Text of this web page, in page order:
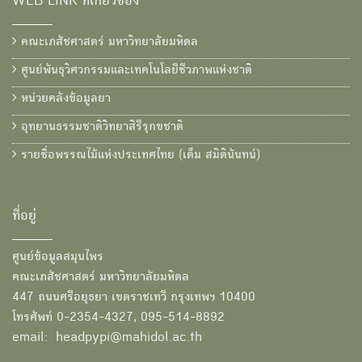
คณะเภสัชศาสตร์ มหาวิทยาลัยมหิดล
ศูนย์พันธุวิศวกรรมและเทคโนโลยีชีวภาพแห่งชาติ
หน่วยคลังข้อมูลยา
อุทยานธรรมชาติวิทยาสิรีรุกขชาติ
รายชื่อพรรณไม้แห่งประเทศไทย (เต็ม สมิตินันทน์)
ที่อยู่
ศูนย์ข้อมูลสมุนไพร
คณะเภสัชศาสตร์ มหาวิทยาลัยมหิดล
447 ถนนศรีอยุธยา เขตราชเทวี กรุงเทพฯ 10400
โทรศัพท์ 0-2354-4327, 095-514-8892
email: headpypi@mahidol.ac.th